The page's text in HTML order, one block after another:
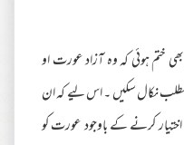
ختم ہوئی کہ وہ آزاد عورت او
نکال سکیں ۔ اس لیے کہ ان
کرنے کے باوجود عورت کو